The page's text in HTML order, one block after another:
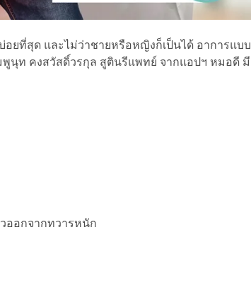
ที่สุด และไม่ว่าชายหรือหญิงก็เป็นได้ อาการแบบ
ท คงสวัสดิ์วรกุล สูตินรีแพทย์ จากแอปฯ หมอดี มี
ออกจากทวารหนัก